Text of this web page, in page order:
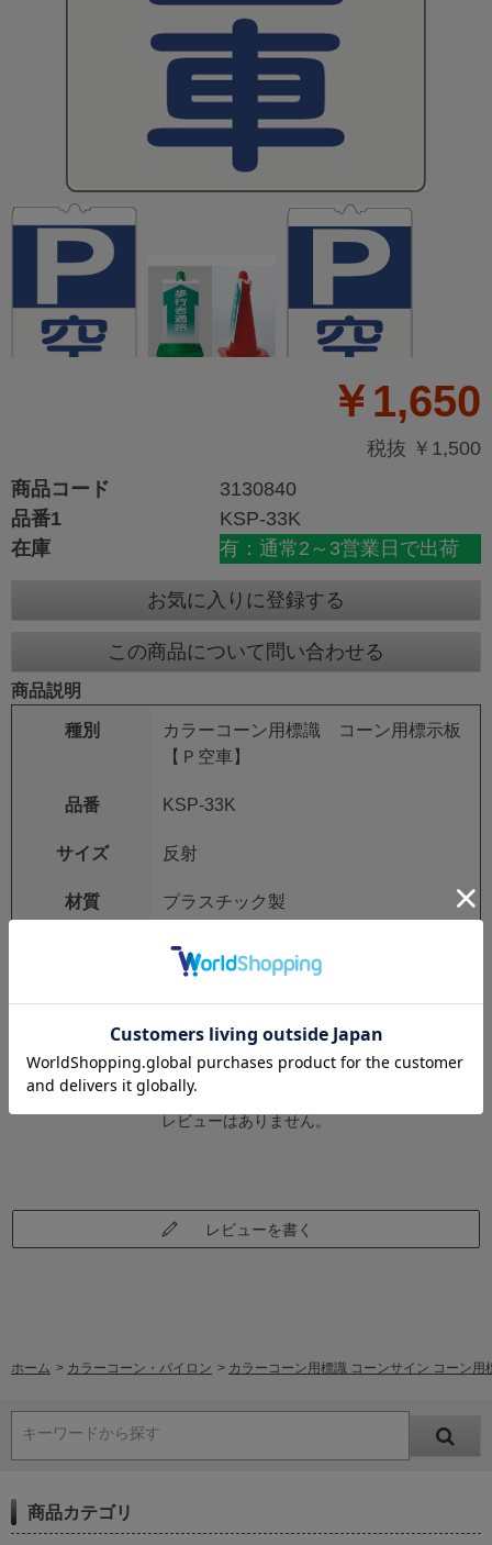
￥1,650
税抜 ￥1,500
商品コード
3130840
品番1
KSP-33K
在庫
有：通常2～3営業日で出荷
お気に入りに登録する
この商品について問い合わせる
商品説明
種別
カラーコーン用標識 コーン用標示板
【Ｐ空車】
品番 KSP-33K
サイズ 反射
材質 プラスチック製
レビュー
レビューはありません。
レビューを書く
ホーム > カラーコーン・パイロン > カラーコーン用標識 コーンサイン コーン用
キーワードから探す
商品カテゴリ